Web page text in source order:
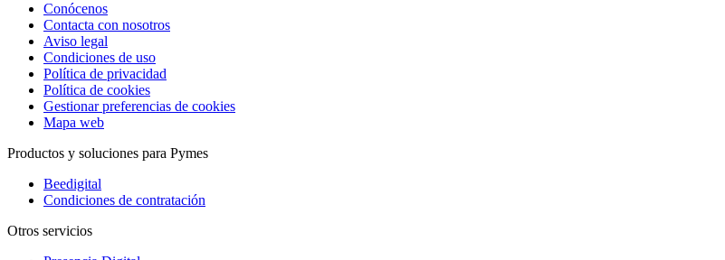
Conócenos
Contacta con nosotros
Aviso legal
Condiciones de uso
Política de privacidad
Política de cookies
Gestionar preferencias de cookies
Mapa web
Productos y soluciones para Pymes
Beedigital
Condiciones de contratación
Otros servicios